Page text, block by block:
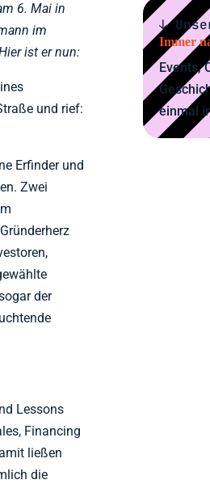
6. Mai in
im
ist er nun:
und rief:
Erfinder und
Zwei
der
Lessons
Financing
ließen
die
↓
Immer
Events,
einmal